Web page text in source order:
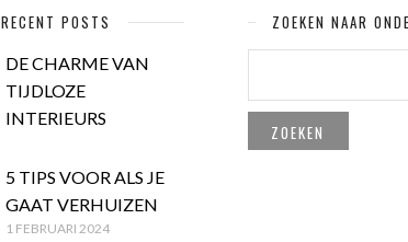
RECENT POSTS
DE CHARME VAN
TIJDLOZE
INTERIEURS
5 TIPS VOOR ALS JE
GAAT VERHUIZEN
1 FEBRUARI 2024
ZOEKEN NAAR